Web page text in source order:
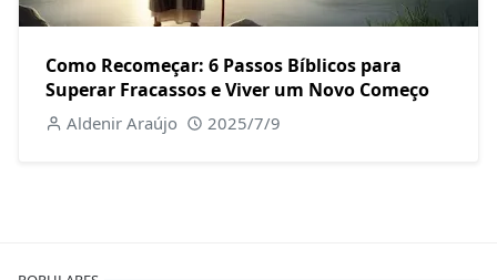
Como Recomeçar: 6 Passos Bíblicos para
Superar Fracassos e Viver um Novo Começo
Aldenir Araújo 2025/7/9